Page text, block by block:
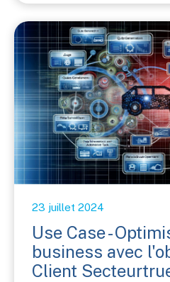
23 juillet 2024
Use Case -
business avec
Client